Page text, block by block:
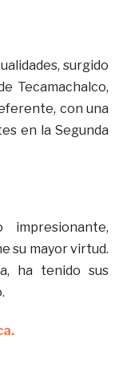
surgido
Tecamachalco,
con una
en la Segunda
su mayor virtud.
ha tenido sus